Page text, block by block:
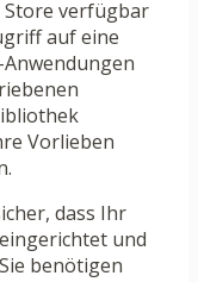
Store verfügbar
auf eine
Vorlieben
dass Ihr
und
benötigen